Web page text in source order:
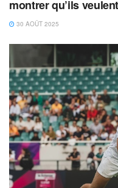
montrer qu’ils
30 AOÛT 2025